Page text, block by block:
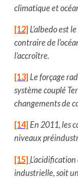
climatique et
[12] L’albedo est
contraire de
l’accroître.
[13] Le forçage
système couplé
changements de
[14] En 2011, les
niveaux
[15]
industrielle, soit